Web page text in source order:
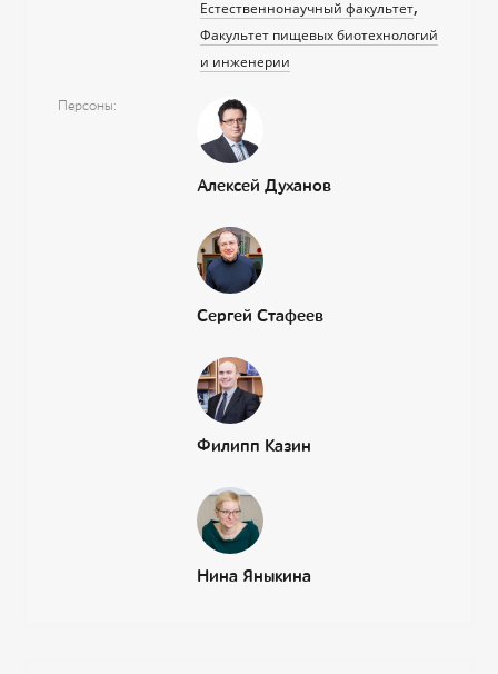
Естественнонаучный факультет
Факультет пищевых биотехнологий
и инженерии
Персоны
Алексей Духанов
Сергей Стафеев
Филипп Казин
Нина Яныкина